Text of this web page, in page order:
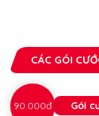
CÁC GÓI
90.000đ Gói